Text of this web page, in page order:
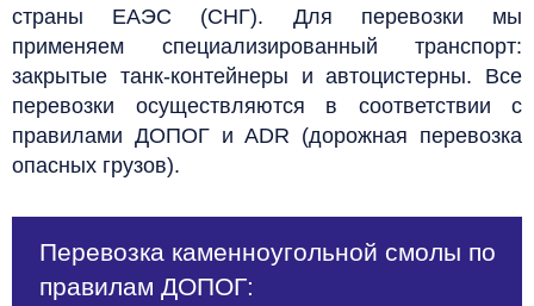
страны ЕАЭС (СНГ). Для перевозки мы
применяем специализированный транспорт:
закрытые танк-контейнеры и автоцистерны. Все
перевозки осуществляются в соответствии с
правилами ДОПОГ и ADR (дорожная перевозка
опасных грузов).
Перевозка каменноугольной смолы по
правилам ДОПОГ: